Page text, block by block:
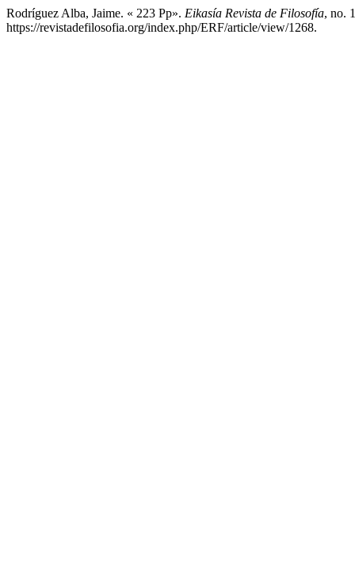
Rodríguez Alba, Jaime. « 223 Pp». Eikasía Revista de Filosofía, no.
https://revistadefilosofia.org/index.php/ERF/article/view/1268.